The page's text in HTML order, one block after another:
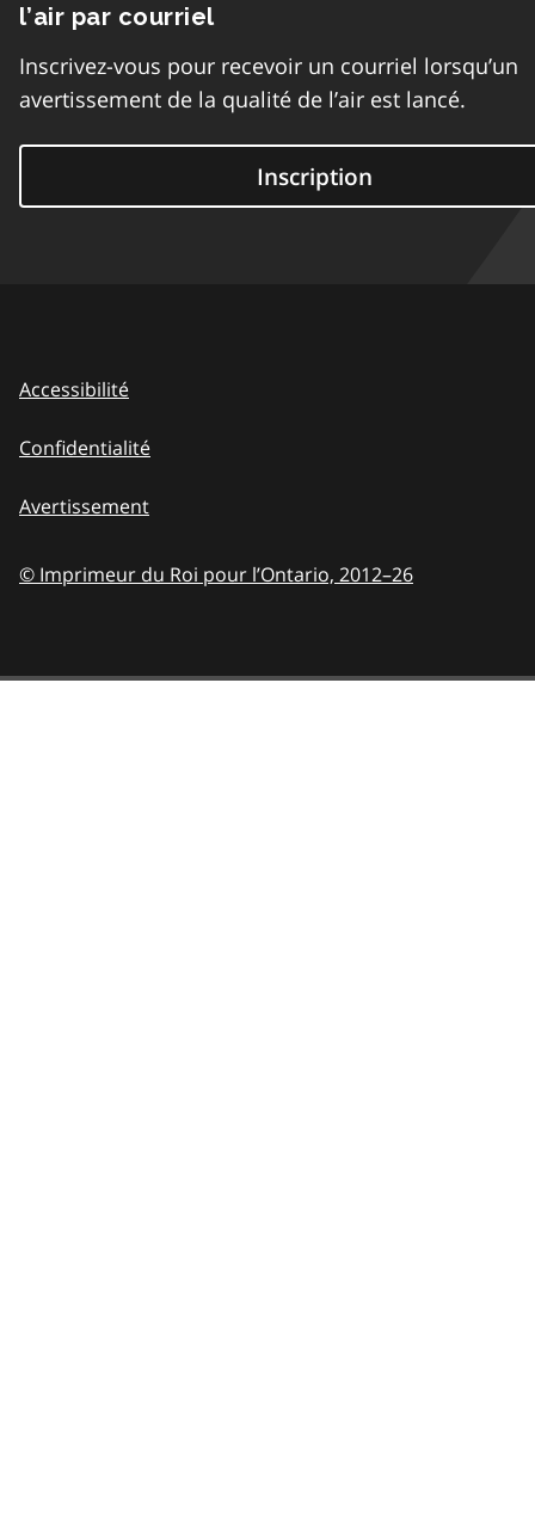
l’air par courriel
Inscrivez-vous pour recevoir un courriel lorsqu’un
avertissement de la qualité de l’air est lancé.
Inscription
Accessibilité
Confidentialité
Avertissement
© Imprimeur du Roi pour l’Ontario, 2012–26